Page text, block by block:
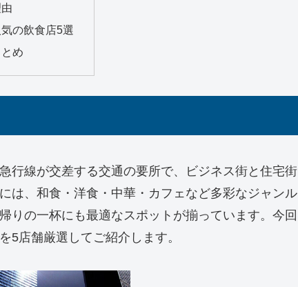
気の飲食店5選
とめ
行線が交差する交通の要所で、ビジネス街と住宅街
は、和食・洋食・中華・カフェなど多彩なジャンル
りの一杯にも最適なスポットが揃っています。今回
5店舗厳選してご紹介します。